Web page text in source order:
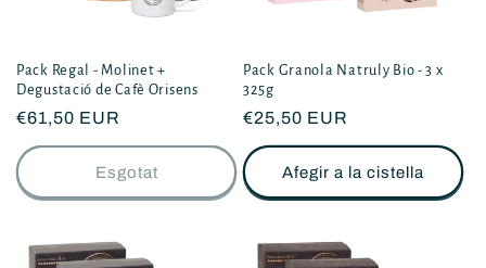
Pack Regal - Molinet +
Degustació de Cafè Orisens
Preu
habitual
€61,50 EUR
Esgotat
Pack Granola Natruly Bio - 3 x
325g
Preu
habitual
€25,50 EUR
Afegir a la cistella